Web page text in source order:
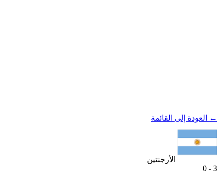
← العودة إلى القائمة
الأرجنتين
3 - 0